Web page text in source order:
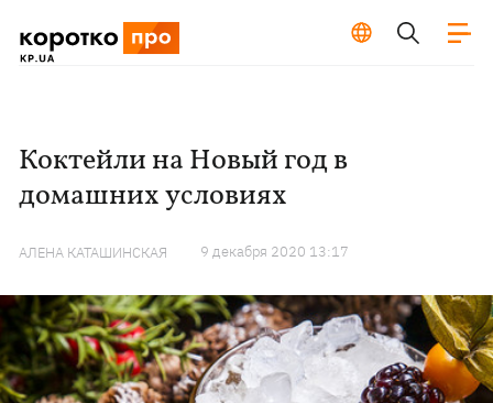
Коктейли на Новый год в
домашних условиях
АЛЕНА КАТАШИНСКАЯ 9 декабря 2020 13:17